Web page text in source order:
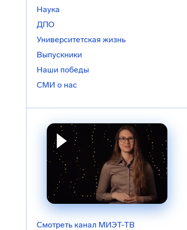
Наука
ДПО
Университетская жизнь
Выпускники
Наши победы
СМИ о нас
Смотреть канал МИЭТ-ТВ